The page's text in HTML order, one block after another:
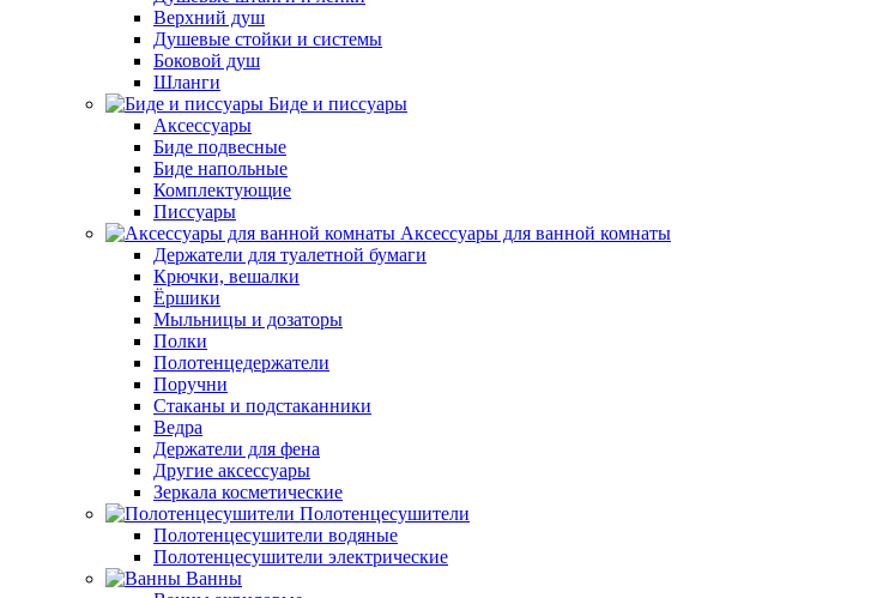
Верхний душ
Душевые стойки и системы
Боковой душ
Шланги
Биде и писсуары
Аксессуары
Биде подвесные
Биде напольные
Комплектующие
Писсуары
Аксессуары для ванной комнаты
Держатели для туалетной бумаги
Крючки, вешалки
Ёршики
Мыльницы и дозаторы
Полки
Полотенцедержатели
Поручни
Стаканы и подстаканники
Ведра
Держатели для фена
Другие аксессуары
Зеркала косметические
Полотенцесушители
Полотенцесушители водяные
Полотенцесушители электрические
Ванны